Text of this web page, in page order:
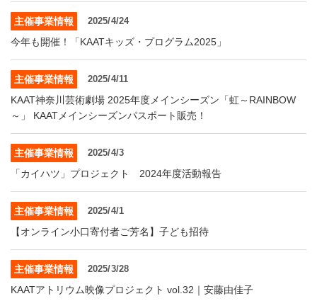
主催事業情報 2025/4/24
今年も開催！「KAATキッズ・プログラム2025」
主催事業情報 2025/4/11
KAAT神奈川芸術劇場 2025年度メインシーズン「虹～RAINBOW
～」 KAATメインシーズンパスポート販売！
主催事業情報 2025/4/3
「カイハツ」プロジェクト 2024年度活動報告
主催事業情報 2025/4/1
【オンライン小口寄付者ご芳名】子ども招待
主催事業情報 2025/3/28
KAATアトリウム映像プロジェクト vol.32｜安藤由佳子